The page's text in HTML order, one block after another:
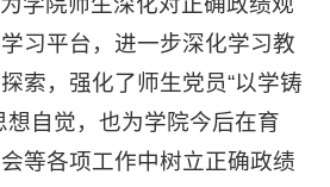
习平台，进一步深化学习教
索，强化了师生党员“以学铸
想自觉，也为学院今后在育
等各项工作中树立正确政绩